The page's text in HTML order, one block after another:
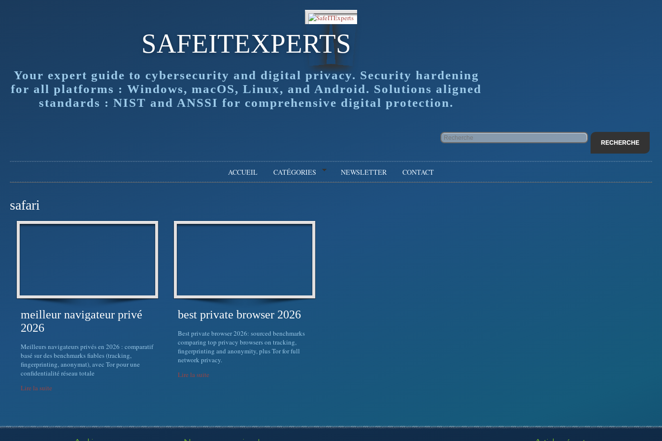
SAFEITEXPERTS
Your expert guide to cybersecurity and digital privacy. Security hardening
for all platforms : Windows, macOS, Linux, and Android. Solutions aligned
standards : NIST and ANSSI for comprehensive digital protection.
ACCUEIL CATÉGORIES NEWSLETTER CONTACT
safari
meilleur navigateur privé
2026
Meilleurs navigateurs privés en 2026 : comparatif
basé sur des benchmarks fiables (tracking,
fingerprinting, anonymat), avec Tor pour une
confidentialité réseau totale
Lire la suite
best private browser 2026
Best private browser 2026: sourced benchmarks
comparing top privacy browsers on tracking,
fingerprinting and anonymity, plus Tor for full
network privacy.
Lire la suite